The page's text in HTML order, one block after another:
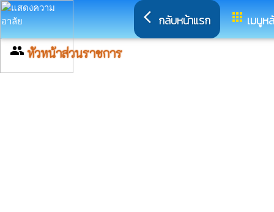
arrow_back_ios กลับหน้าแรก appsเมนูห
groupหัวหน้าส่วนราชการ